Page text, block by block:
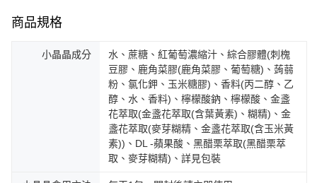
商品規格
小晶晶成分
水、蔗糖、紅葡萄濃縮汁、綜合膠體(刺槐
豆膠、鹿角菜膠(鹿角菜膠、葡萄糖)、蒟蒻
粉、氯化鉀、玉米糖膠)、香料(丙二醇、乙
醇、水、香料)、檸檬酸鈉、檸檬酸、金盞
花萃取(金盞花萃取(含葉黃素)、糊精)、金
盞花萃取(麥芽糊精、金盞花萃取(含玉米黃
素))、DL -蘋果酸、黑醋栗萃取(黑醋栗萃
取、麥芽糊精)、詳見包裝